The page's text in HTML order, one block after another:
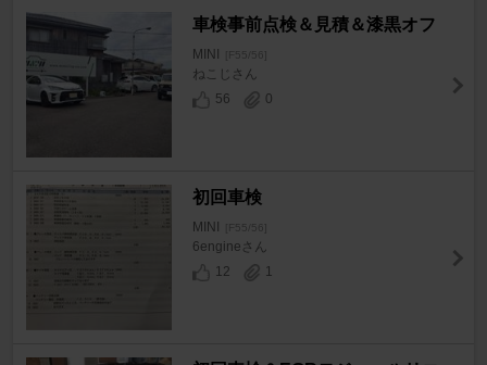
車検事前点検＆見積＆漆黒オフ
MINI [F55/56]
ねこじさん
56
0
初回車検
MINI [F55/56]
6engineさん
12
1